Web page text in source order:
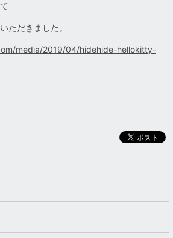
ただきました。
media/2019/04/hidehide-hellokitty-